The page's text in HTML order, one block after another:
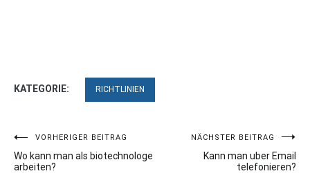
KATEGORIE: RICHTLINIEN
Beitragsnavigation
VORHERIGER BEITRAG
Wo kann man als biotechnologe
arbeiten?
NÄCHSTER BEITRAG
Kann man uber Email
telefonieren?